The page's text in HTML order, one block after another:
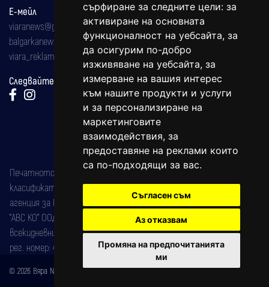
сърфиране за следните цели: за
активиране на основната
функционалност на уебсайта, за
да осигурим по-добро
изживяване на уебсайта, за
измерване на вашия интерес
към нашите продукти и услуги
и за персонализиране на
маркетинговите
взаимодействия, за
предоставяне на реклами които
са по-подходящи за вас.
Съгласен съм
Аз отказвам
Промяна на предпочитанията
ми
Е-мейл
viaranews@gmail.com
balgarkanews@gmail.com
viara_reklama@mail.bg
Следвайте ни:
Печатното издание на вестника е регистрирано в националния
класификатор на печатните издания (Българска национална
агенция за ISSN) под номер: ISSN 1312-4722.
"АВС КО" ООД е притежател на марката: Вяра информационен
всекидневник на югозападна България, със свидетелство за марка
рег. номер: 47857/11.05.2004 година.
© 2026 Вяра News Всички права запазени!